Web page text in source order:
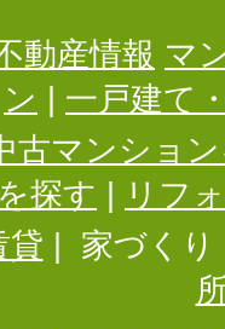
動産情報 マ
ン
一戸建て
古マンショ
探す
リフ
貸
家づくり